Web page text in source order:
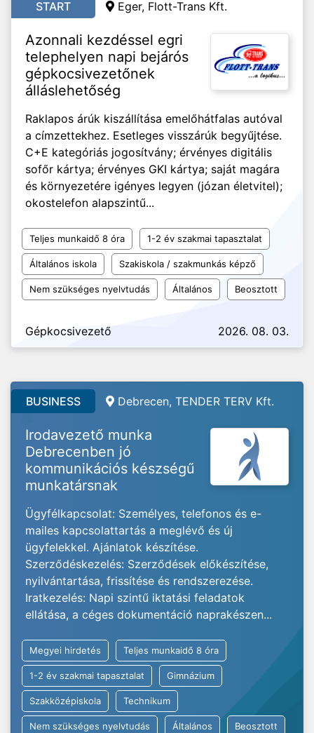
START Eger, Flott-Trans Kft.
Azonnali kezdéssel egri
telephelyen napi bejárós
gépkocsivezetőnek
álláslehetőség
Raklapos árúk kiszállítása emelőhátfalas autóval
a címzettekhez. Esetleges visszárúk begyűjtése.
C+E kategóriás jogosítvány; érvényes digitális
sofőr kártya; érvényes GKI kártya; saját magára
és környezetére igényes legyen (józan életvitel);
okostelefon alapszintű...
Teljes munkaidő 8 óra 1-2 év szakmai tapasztalat
Általános iskola Szakiskola / szakmunkás képző
Nem szükséges nyelvtudás Általános Beosztott
Gépkocsivezető 2026. 08. 03.
BUSINESS Debrecen, TENDER TERV Kft.
Irodavezető munka
Debrecenben jó
kommunikációs készségű
munkatársnak
Ügyfélkapcsolat: Személyes, telefonos és e-
mailes kapcsolattartás a meglévő és új
ügyfelekkel. Ajánlatok készítése.
Szerződéskezelés: Szerződések előkészítése,
nyilvántartása, frissítése és rendszerezése.
Iratkezelés: Napi szintű iktatási feladatok
ellátása, a céges dokumentáció naprakészen...
Megyei hirdetés Teljes munkaidő 8 óra
1-2 év szakmai tapasztalat Gimnázium
Szakközépiskola Technikum
Nem szükséges nyelvtudás Általános Beosztott